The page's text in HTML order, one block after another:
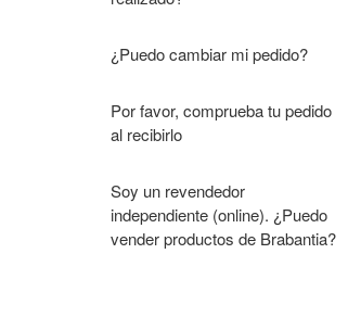
¿Puedo cambiar mi pedido?
Por favor, comprueba tu pedido
al recibirlo
Soy un revendedor
independiente (online). ¿Puedo
vender productos de Brabantia?